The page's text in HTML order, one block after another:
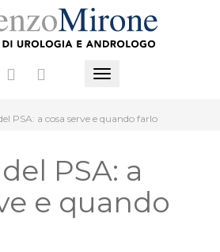
Mostra
nascondi
navigazione
PSA: a cosa serve e quando farlo
PSA: a
e quando